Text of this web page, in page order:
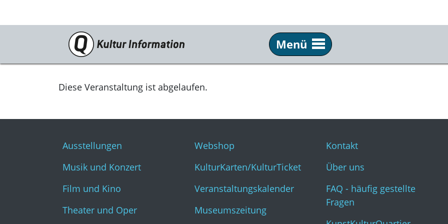
Menü
Veranstaltungen
Ausstellungen
Theater und Oper
Literatur
Service
Museumszeitung
Diese Veranstaltung ist abgelaufen.
Ausstellungen
Musik und Konzert
Film und Kino
Theater und Oper
Webshop
KulturKarten/KulturTicket
Veranstaltungskalender
Museumszeitung
Kontakt
Über uns
FAQ - häufig gestellte
Fragen